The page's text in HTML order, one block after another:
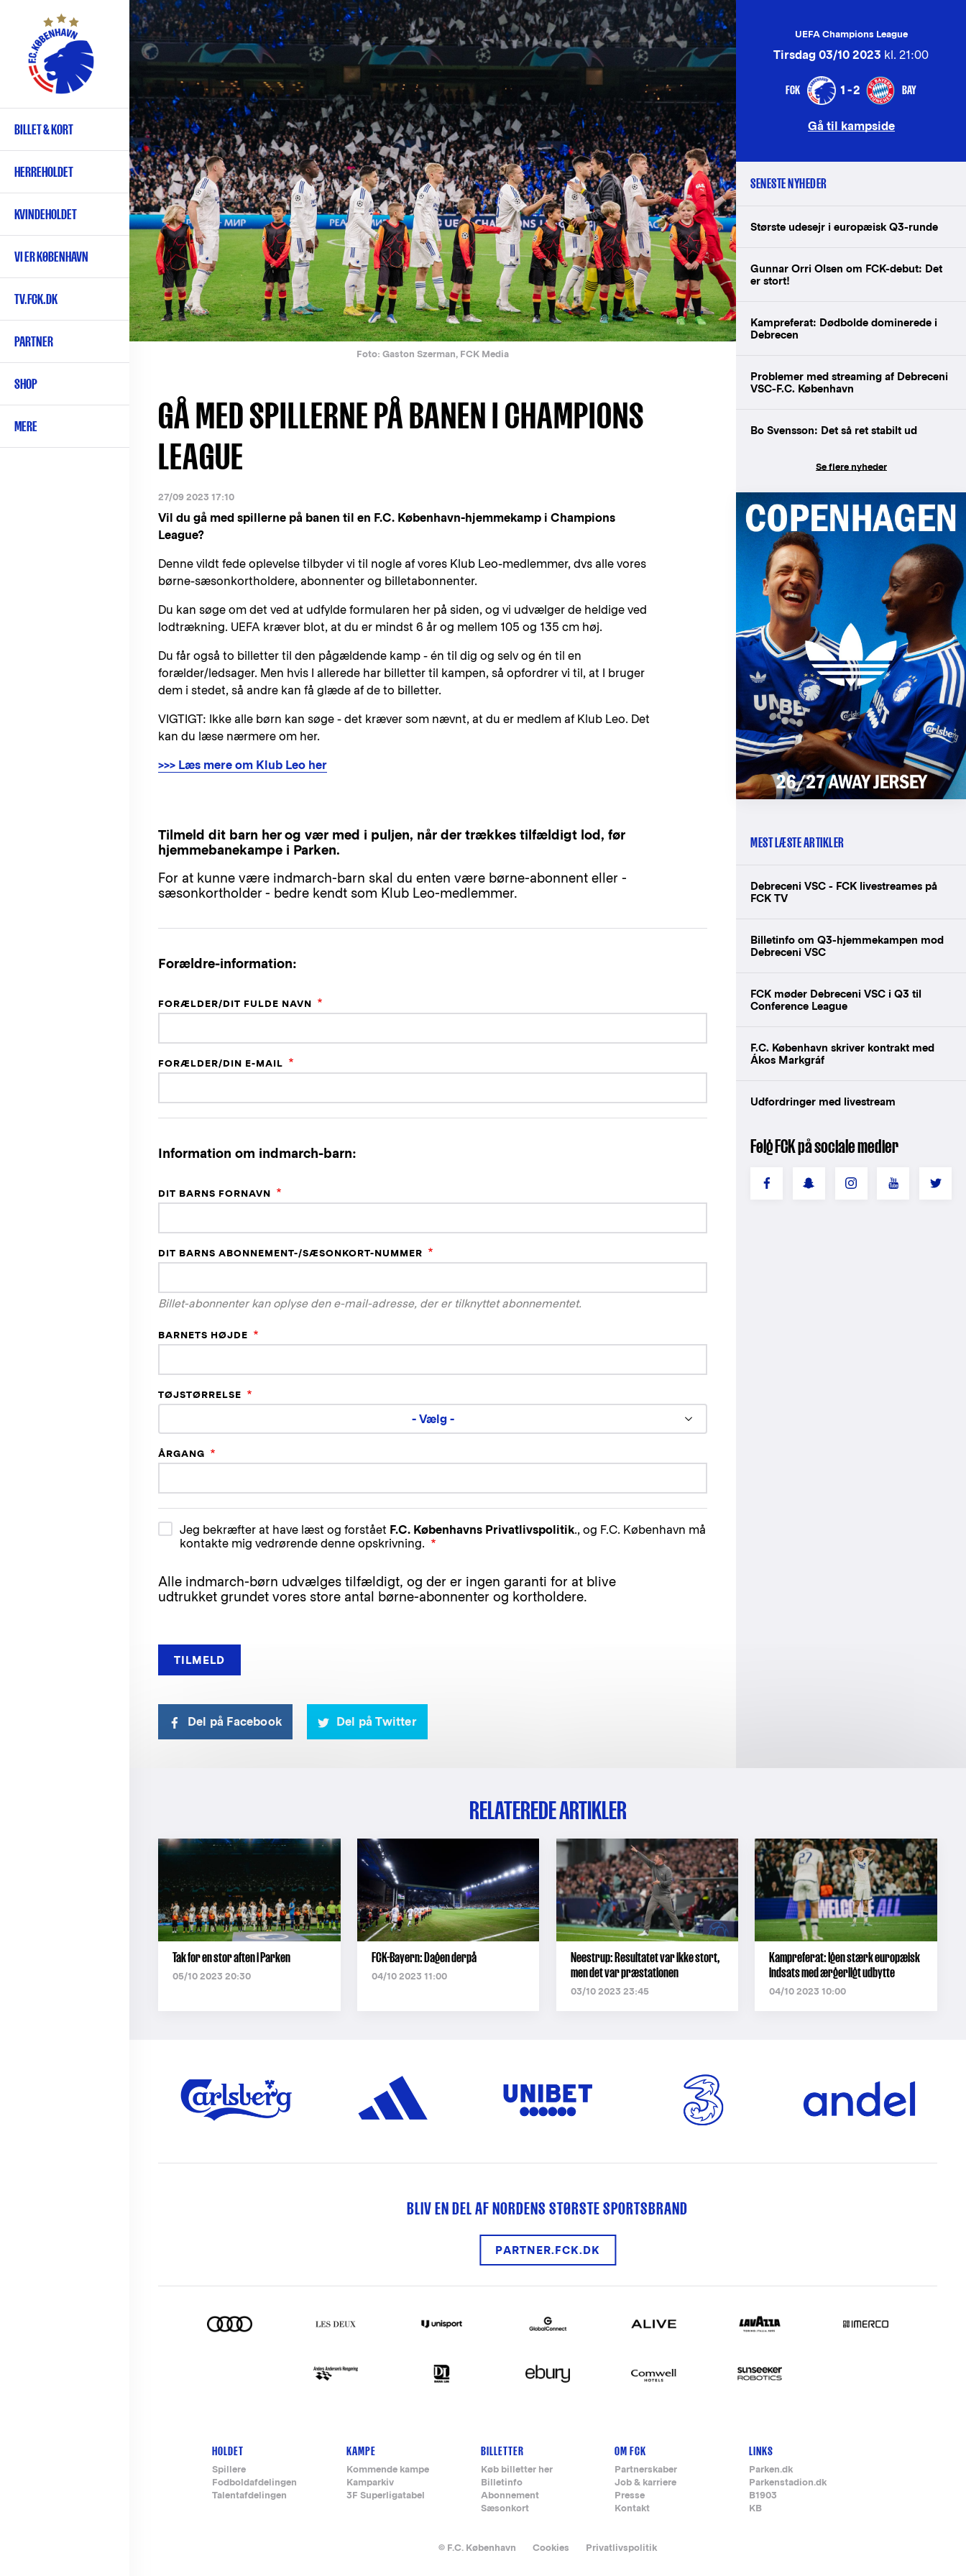
hovedindhold
Primær
navigation
BILLET & KORT
HERREHOLDET
KVINDEHOLDET
VI ER KØBENHAVN
TV.FCK.DK
PARTNER
SHOP
MERE
Foto: Gaston Szerman, FCK Media
GÅ MED SPILLERNE PÅ BANEN I CHAMPIONS
LEAGUE
27/09 2023 17:10
Vil du gå med spillerne på banen til en F.C. København-hjemmekamp i Champions
League?
Denne vildt fede oplevelse tilbyder vi til nogle af vores Klub Leo-medlemmer, dvs alle vores
børne-sæsonkortholdere, abonnenter og billetabonnenter.
Du kan søge om det ved at udfylde formularen her på siden, og vi udvælger de heldige ved
lodtrækning. UEFA kræver blot, at du er mindst 6 år og mellem 105 og 135 cm høj.
Du får også to billetter til den pågældende kamp - én til dig og selv og én til en
forælder/ledsager. Men hvis I allerede har billetter til kampen, så opfordrer vi til, at I bruger
dem i stedet, så andre kan få glæde af de to billetter.
VIGTIGT: Ikke alle børn kan søge - det kræver som nævnt, at du er medlem af Klub Leo. Det
kan du læse nærmere om her.
>>> Læs mere om Klub Leo her
Tilmeld dit barn her og vær med i puljen, når der trækkes tilfældigt lod, før
hjemmebanekampe i Parken.
For at kunne være indmarch-barn skal du enten være børne-abonnent eller -
sæsonkortholder - bedre kendt som Klub Leo-medlemmer.
Forældre-information:
FORÆLDER/DIT FULDE NAVN
FORÆLDER/DIN E-MAIL
Information om indmarch-barn:
DIT BARNS FORNAVN
DIT BARNS ABONNEMENT-/SÆSONKORT-NUMMER
Billet-abonnenter kan oplyse den e-mail-adresse, der er tilknyttet abonnementet.
BARNETS HØJDE
TØJSTØRRELSE
- Vælg -
ÅRGANG
Jeg bekræfter at have læst og forstået F.C. Københavns Privatlivspolitik., og F.C. København må
kontakte mig vedrørende denne opskrivning.
Alle indmarch-børn udvælges tilfældigt, og der er ingen garanti for at blive
udtrukket grundet vores store antal børne-abonnenter og kortholdere.
Del på Facebook Del på Twitter
UEFA Champions League
Tirsdag 03/10 2023 kl. 21:00
FCK 1-2 BAY
Gå til kampside
SENESTE NYHEDER
Største udesejr i europæisk Q3-runde
Gunnar Orri Olsen om FCK-debut: Det
er stort!
Kampreferat: Dødbolde dominerede i
Debrecen
Problemer med streaming af Debreceni
VSC-F.C. København
Bo Svensson: Det så ret stabilt ud
Se flere nyheder
MEST LÆSTE ARTIKLER
Debreceni VSC - FCK livestreames på
FCK TV
Billetinfo om Q3-hjemmekampen mod
Debreceni VSC
FCK møder Debreceni VSC i Q3 til
Conference League
F.C. København skriver kontrakt med
Ákos Markgráf
Udfordringer med livestream
Følg FCK på sociale medier
RELATEREDE ARTIKLER
Tak for en stor aften i Parken
05/10 2023 20:30
FCK-Bayern: Dagen derpå
04/10 2023 11:00
Neestrup: Resultatet var ikke stort,
men det var præstationen
03/10 2023 23:45
Kampreferat: Igen stærk europæisk
indsats med ærgerligt udbytte
04/10 2023 10:00
BLIV EN DEL AF NORDENS STØRSTE SPORTSBRAND
PARTNER.FCK.DK
Footer-
menu
HOLDET
Spillere
Fodboldafdelingen
Talentafdelingen
KAMPE
Kommende kampe
Kamparkiv
3F Superligatabel
BILLETTER
Køb billetter her
Billetinfo
Abonnement
Sæsonkort
OM FCK
Partnerskaber
Job & karriere
Presse
Kontakt
LINKS
Parken.dk
Parkenstadion.dk
B1903
KB
© F.C. København Cookies Privatlivspolitik